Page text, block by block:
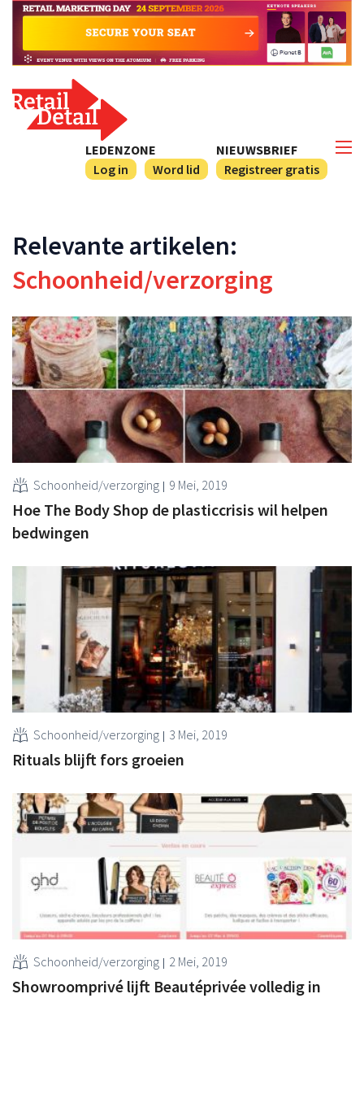
NIEUWSBRIEF
Registreer gratis
LEDENZONE
Log in
Word lid
Relevante artikelen:
Schoonheid/verzorging
Schoonheid/verzorging 9 Mei, 2019
Hoe The Body Shop de plasticcrisis wil helpen
bedwingen
Schoonheid/verzorging 3 Mei, 2019
Rituals blijft fors groeien
Schoonheid/verzorging 2 Mei, 2019
Showroomprivé lijft Beautéprivée volledig in